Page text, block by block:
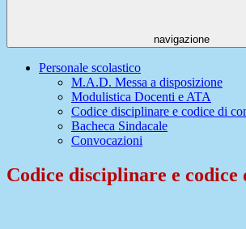
navigazione
Personale scolastico
M.A.D. Messa a disposizione
Modulistica Docenti e ATA
Codice disciplinare e codice di
Bacheca Sindacale
Convocazioni
Codice disciplinare e codice